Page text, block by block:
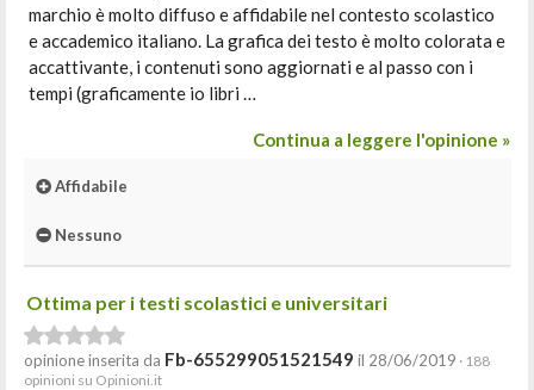
marchio è molto diffuso e affidabile nel contesto scolastico
e accademico italiano. La grafica dei testo è molto colorata e
accattivante, i contenuti sono aggiornati e al passo con i
tempi (graficamente io libri …
Continua a leggere l'opinione »
Affidabile
Nessuno
Ottima per i testi scolastici e universitari
opinione inserita da Fb-655299051521549 il 28/06/2019 · 188
opinioni su Opinioni.it